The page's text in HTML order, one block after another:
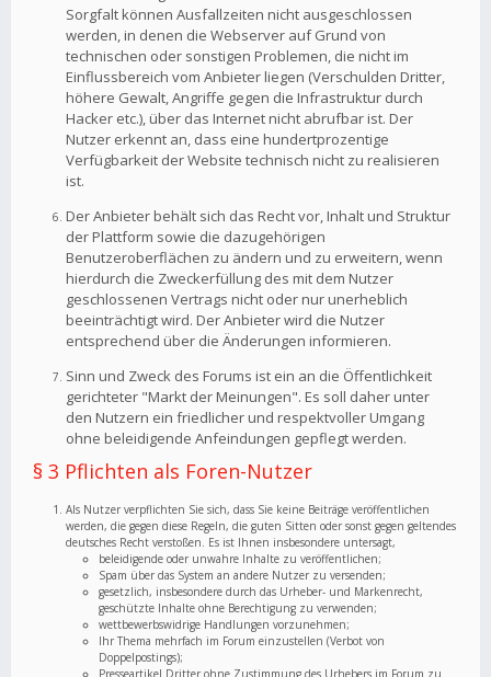
Sorgfalt können Ausfallzeiten nicht ausgeschlossen
werden, in denen die Webserver auf Grund von
technischen oder sonstigen Problemen, die nicht im
Einflussbereich vom Anbieter liegen (Verschulden Dritter,
höhere Gewalt, Angriffe gegen die Infrastruktur durch
Hacker etc.), über das Internet nicht abrufbar ist. Der
Nutzer erkennt an, dass eine hundertprozentige
Verfügbarkeit der Website technisch nicht zu realisieren
ist.
Der Anbieter behält sich das Recht vor, Inhalt und Struktur
der Plattform sowie die dazugehörigen
Benutzeroberflächen zu ändern und zu erweitern, wenn
hierdurch die Zweckerfüllung des mit dem Nutzer
geschlossenen Vertrags nicht oder nur unerheblich
beeinträchtigt wird. Der Anbieter wird die Nutzer
entsprechend über die Änderungen informieren.
Sinn und Zweck des Forums ist ein an die Öffentlichkeit
gerichteter "Markt der Meinungen". Es soll daher unter
den Nutzern ein friedlicher und respektvoller Umgang
ohne beleidigende Anfeindungen gepflegt werden.
§ 3 Pflichten als Foren-Nutzer
Als Nutzer verpflichten Sie sich, dass Sie keine Beiträge veröffentlichen
werden, die gegen diese Regeln, die guten Sitten oder sonst gegen geltendes
deutsches Recht verstoßen. Es ist Ihnen insbesondere untersagt,
beleidigende oder unwahre Inhalte zu veröffentlichen;
Spam über das System an andere Nutzer zu versenden;
gesetzlich, insbesondere durch das Urheber- und Markenrecht,
geschützte Inhalte ohne Berechtigung zu verwenden;
wettbewerbswidrige Handlungen vorzunehmen;
Ihr Thema mehrfach im Forum einzustellen (Verbot von
Doppelpostings);
Presseartikel Dritter ohne Zustimmung des Urhebers im Forum zu